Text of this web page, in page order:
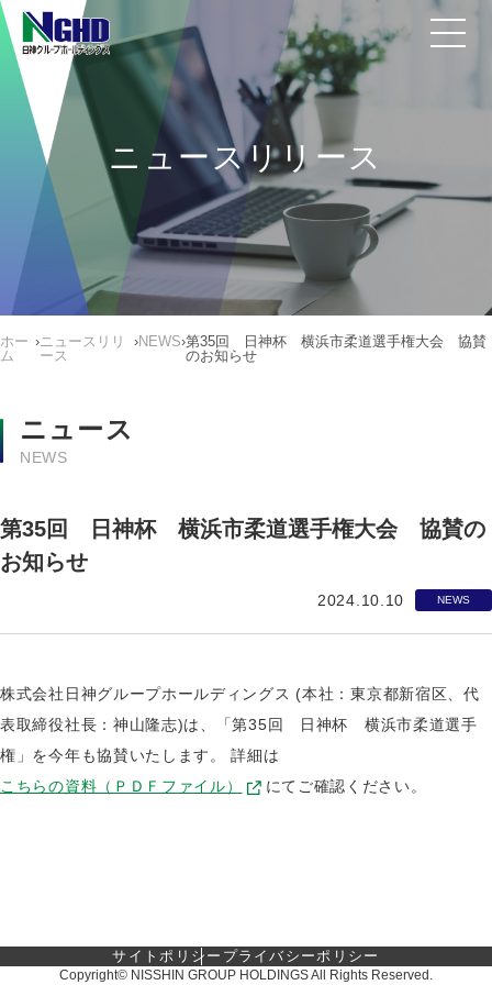
ニュースリリース
ホー
ム
› ニュースリリ
ース
›NEWS›第35回 日神杯 横浜市柔道選手権大会 協賛
のお知らせ
ニュース
NEWS
第35回 日神杯 横浜市柔道選手権大会 協賛の
お知らせ
2024.10.10 NEWS
株式会社日神グループホールディングス (本社：東京都新宿区、代
表取締役社長：神山隆志)は、「第35回 日神杯 横浜市柔道選手
権」を今年も協賛いたします。 詳細は
こちらの資料（ＰＤＦファイル）
にてご確認ください。
サイトポリシー プライバシーポリシー
Copyright© NISSHIN GROUP HOLDINGS All Rights Reserved.